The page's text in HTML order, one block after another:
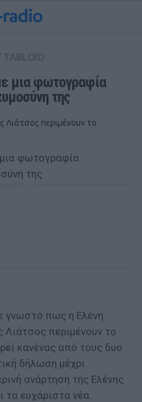
μια φωτογραφία
της
Λιάτσος περιμένουν το
γνωστό πως η Ελένη
Λιάτσος περιμένουν το
κανένας από τους δυο
δήλωση μέχρι
ανάρτηση της Ελένης
τα ευχάριστα νέα.